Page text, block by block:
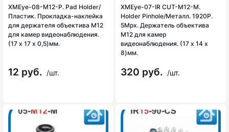
XMEye-08-М12-P. Pad Holder/
Пластик. Прокладка-наклейка
для держателя объектива М12
для камер видеонаблюдения.
(17 х 17 х 0,5)мм.
12 руб. /шт.
XMEye-07-IR CUT-М12-M.
Holder Pinhole/Металл. 1920P.
5Mpx. Держатель объектива
М12 для камер
видеонаблюдения. (17 х 14 х
8)мм.
320 руб. /шт.